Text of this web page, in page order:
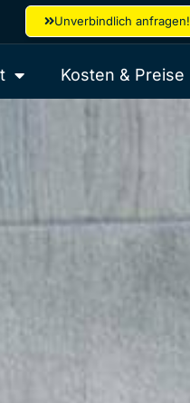
Unverbindlich anfragen!
Kosten & Preise